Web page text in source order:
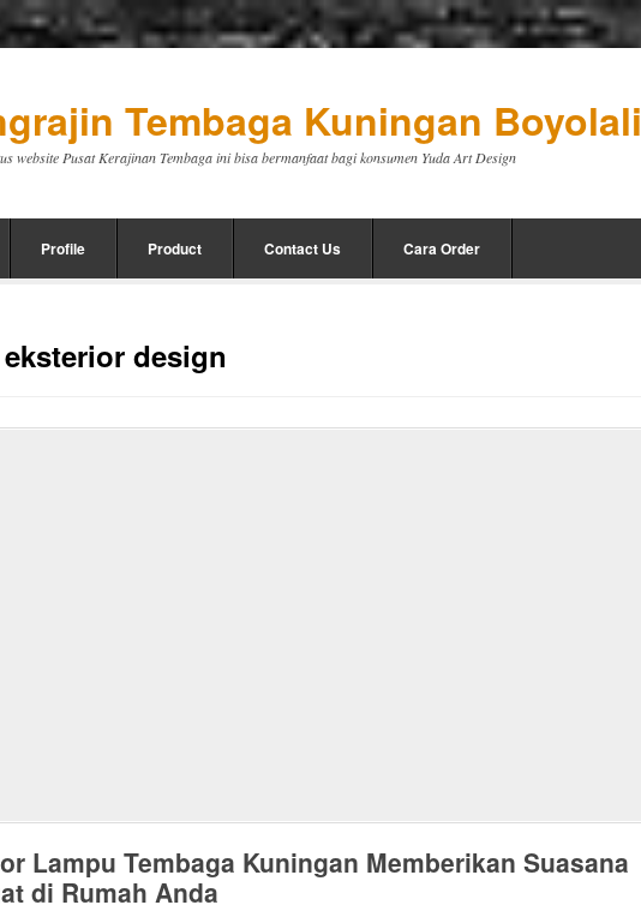
Tembaga Kuningan Boyolali
website Pusat Kerajinan Tembaga ini bisa bermanfaat bagi konsumen Yuda Art Design
Profile Product Contact Us Cara Order
eksterior design
Lampu Tembaga Kuningan Memberikan Suasana
di Rumah Anda